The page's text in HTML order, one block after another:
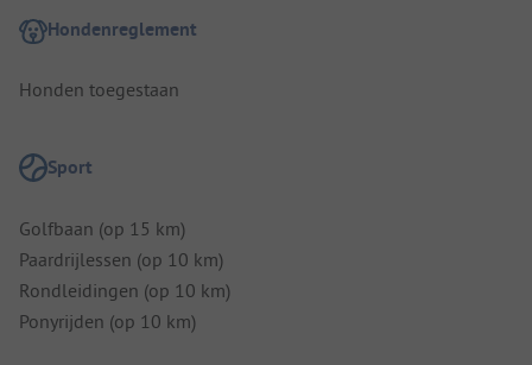
Hondenreglement
Honden toegestaan
Sport
Golfbaan (op 15 km)
Paardrijlessen (op 10 km)
Rondleidingen (op 10 km)
Ponyrijden (op 10 km)